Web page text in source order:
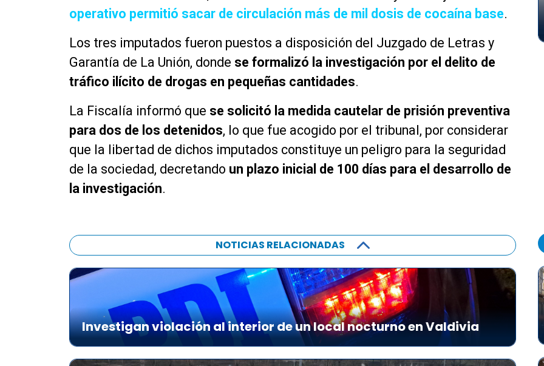
operativo permitió sacar de circulación más de mil dosis de cocaína base.
Los tres imputados fueron puestos a disposición del Juzgado de Letras y
Garantía de La Unión, donde se formalizó la investigación por el delito de
tráfico ilícito de drogas en pequeñas cantidades.
La Fiscalía informó que se solicitó la medida cautelar de prisión preventiva
para dos de los detenidos, lo que fue acogido por el tribunal, por considerar
que la libertad de dichos imputados constituye un peligro para la seguridad
de la sociedad, decretando un plazo inicial de 100 días para el desarrollo de
la investigación.
NOTICIAS RELACIONADAS
Investigan violación al interior de un local nocturno en Valdivia